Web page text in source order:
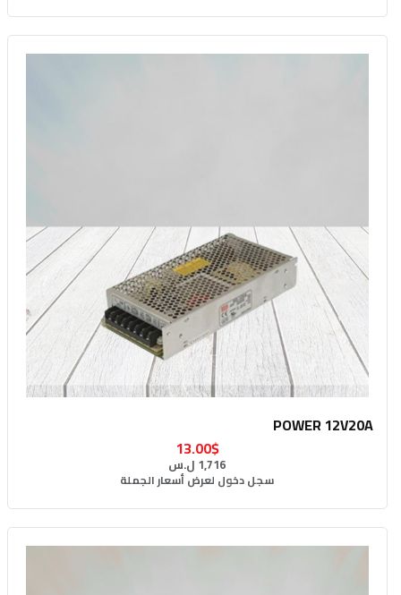
POWER 12V20A
13.00$
1,716 ل.س
سجل دخول لعرض أسعار الجملة